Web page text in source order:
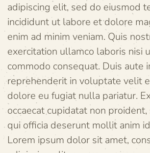
adipiscing elit, sed do eiusmod
incididunt ut labore et dolore
enim ad minim veniam. Quis
exercitation ullamco laboris nisi
commodo consequat. Duis aute
reprehenderit in voluptate velit
dolore eu fugiat nulla pariatur.
occaecat cupidatat non
qui officia deserunt mollit anim
Lorem ipsum dolor sit amet,